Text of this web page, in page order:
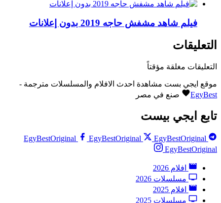
فيلم شاهد مشفش حاجه 2019 بدون إعلانات
التعليقات
التعليقات مغلقة مؤقتاً
موقع ايجي بست مشاهدة احدث الافلام والمسلسلات مترجمة -
EgyBest
صنع في مصر
تابع ايجي بيست
EgyBestOriginal EgyBestOriginal
EgyBestOriginal
EgyBestOriginal
افلام 2026
مسلسلات 2026
افلام 2025
مسلسلات 2025